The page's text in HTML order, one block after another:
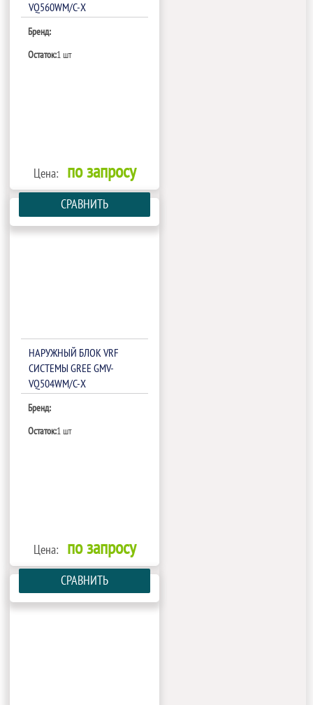
VQ560WM/C-X
Бренд:
Остаток:1 шт
Цена: по запросу
СРАВНИТЬ
НАРУЖНЫЙ БЛОК VRF
СИСТЕМЫ GREE GMV-
VQ504WM/C-X
Бренд:
Остаток:1 шт
Цена: по запросу
СРАВНИТЬ